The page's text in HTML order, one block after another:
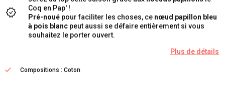
Coq en Pap' !
Pré-noué pour faciliter les choses, ce nœud papillon bleu
à pois blanc peut aussi se défaire entièrement si vous
souhaitez le porter ouvert.
Plus de détails
Compositions : Coton